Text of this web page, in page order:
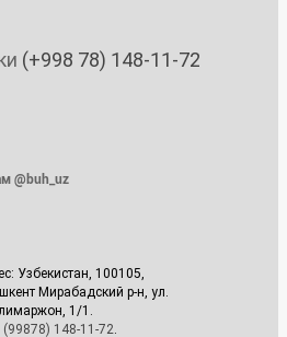
(+998 78) 148-11-72
@buh_uz
Узбекистан, 100105,
Мирабадский р-н, ул.
1/1.
(99878) 148-11-72